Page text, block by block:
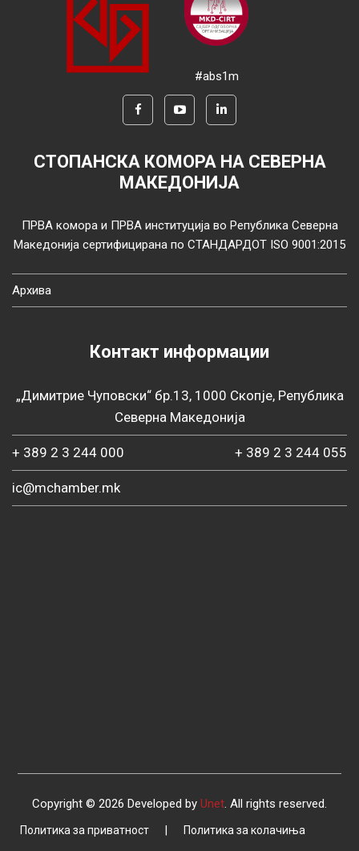
#abs1m
СТОПАНСКА КОМОРА НА СЕВЕРНА
МАКЕДОНИЈА
ПРВА комора и ПРВА институција во Република Северна
Македонија сертифицирана по СТАНДАРДОТ ISO 9001:2015
Архива
Контакт информации
„Димитрие Чуповски“ бр.13, 1000 Скопје, Република
Северна Македонија
+ 389 2 3 244 000 + 389 2 3 244 055
ic@mchamber.mk
Copyright © 2026 Developed by Unet. All rights reserved.
Политика за приватност Политика за колачиња